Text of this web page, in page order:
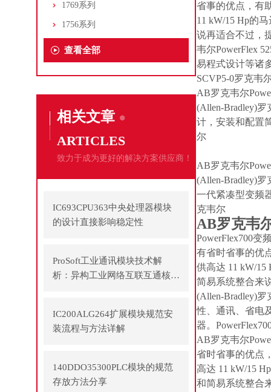
1769系列
1756系列
查看全部
相关文章
ARTICLES
致力于成为更好的解决方案供应商！
IC693CPU363中央处理器模块
的设计直接影响稳定性
ProSoft工业通讯模块技术解
析：异构工业网络互联互通核心
IC200ALG264扩展模块规范安
装流程与方法详解
140DDO35300PLC模块的规范
存放方法分享
省事的优点，有
11 kW/15 Hp的
说再适合不过，
韦尔PowerFlex
易程式设计等诸
SCVP5-0罗克韦
AB罗克韦尔
(Allen-Bradley)
计，安装和配置
尔
AB罗克韦尔
(Allen-Bradley)
一代紧凑型变频
克韦尔
AB罗克韦
PowerFlex700变
有省时省事的优
供高达 11 kW/15
简易系统整合来
(Allen-Bradley)
性、通讯、省电
器。
AB罗克韦尔
省时省事的优点
高达 11 kW/15
和简易系统整合